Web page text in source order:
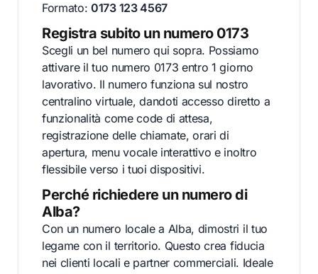
Formato:0173 123 4567
Registra subito un numero 0173
Scegli un bel numero qui sopra. Possiamo
attivare il tuo numero 0173 entro 1 giorno
lavorativo. Il numero funziona sul nostro
centralino virtuale, dandoti accesso diretto a
funzionalità come code di attesa,
registrazione delle chiamate, orari di
apertura, menu vocale interattivo e inoltro
flessibile verso i tuoi dispositivi.
Perché richiedere un numero di
Alba?
Con un numero locale a Alba, dimostri il tuo
legame con il territorio. Questo crea fiducia
nei clienti locali e partner commerciali. Ideale